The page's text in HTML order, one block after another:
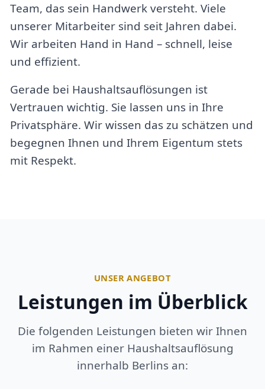
Team, das sein Handwerk versteht. Viele
unserer Mitarbeiter sind seit Jahren dabei.
Wir arbeiten Hand in Hand – schnell, leise
und effizient.
Gerade bei Haushaltsauflösungen ist
Vertrauen wichtig. Sie lassen uns in Ihre
Privatsphäre. Wir wissen das zu schätzen und
begegnen Ihnen und Ihrem Eigentum stets
mit Respekt.
UNSER ANGEBOT
Leistungen im Überblick
Die folgenden Leistungen bieten wir Ihnen
im Rahmen einer Haushaltsauflösung
innerhalb Berlins an: